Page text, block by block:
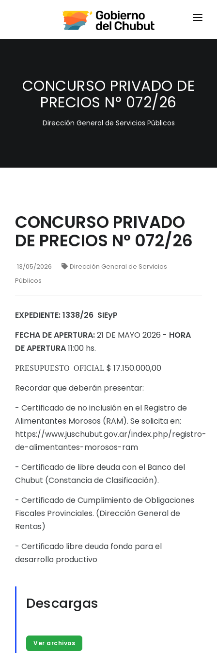
HOME
CONCURSO PRIVADO DE
PRECIOS N° 072/26
Dirección General de Servicios Públicos
CONCURSO PRIVADO
DE PRECIOS N° 072/26
13/05/2026
Dirección General de Servicios
Públicos
EXPEDIENTE: 1338/26 SIEyP
FECHA DE APERTURA:21 DE MAYO 2026 - HORA
DE APERTURA11:00 hs.
PRESUPUESTO OFICIAL $ 17.150.000,00
Recordar que deberán presentar:
- Certificado de no inclusión en el Registro de
Alimentantes Morosos (RAM). Se solicita en:
https://www.juschubut.gov.ar/index.php/registro-
de-alimentantes-morosos-ram
- Certificado de libre deuda con el Banco del
Chubut (Constancia de Clasificación).
- Certificado de Cumplimiento de Obligaciones
Fiscales Provinciales. (Dirección General de
Rentas)
- Certificado libre deuda fondo para el
desarrollo productivo
Descargas
Ver archivos